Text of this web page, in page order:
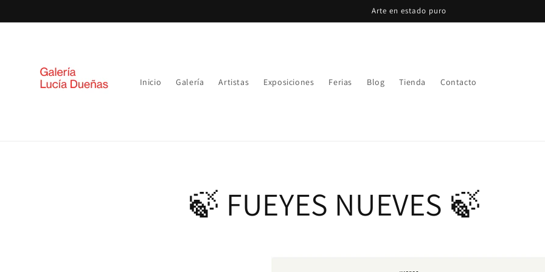
al contenido
Arte en estado puro
Inicio Galería Artistas Exposiciones Ferias Blog Tienda Contacto
🍃 FUEYES NUEVES 🍃